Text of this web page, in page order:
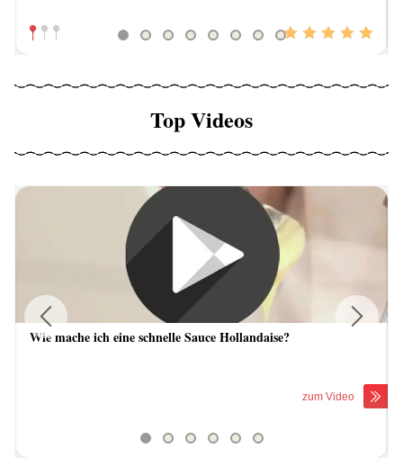
Top Videos
Wie mache ich eine schnelle Sauce Hollandaise?
zum Video
Previous